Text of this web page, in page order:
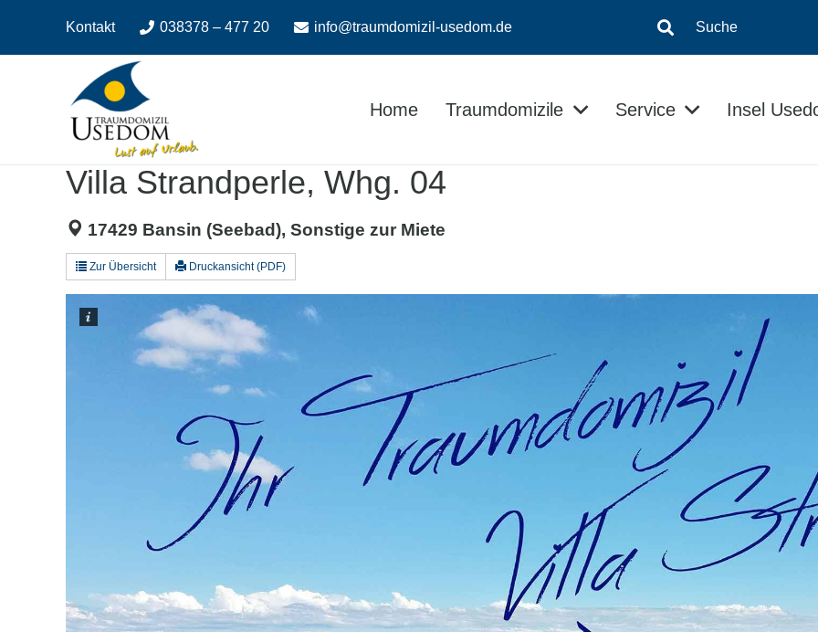
Navigation
Kontakt 038378 – 477 20 info@traumdomizil-usedom.de Suche
Home Traumdomizile Service Insel
Villa Strandperle, Whg. 04
17429 Bansin (Seebad), Sonstige zur Miete
Zur Übersicht Druckansicht (PDF)